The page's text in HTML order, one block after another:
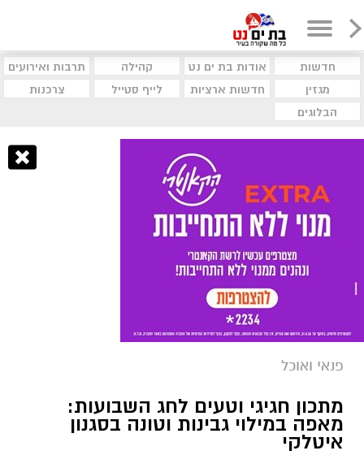
חדשות אודות בת ים נט קהילה
תרבות ואירועים
מגזין
חדשות ארציות לייף סטייל
צרכנות
הבלוגים
פנאי ואוכל
מתכון חגיגי וטעים לחג השבועות:
מאפה במילוי גבינות וטונה בסגנון
איטלקי